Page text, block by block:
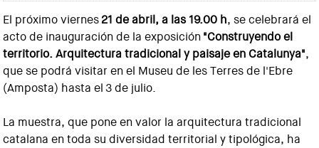
El próximo viernes21 de abril, a las 19.00 h, se celebrará el
acto de inauguración de la exposición"Construyendo el
territorio. Arquitectura tradicional y paisaje en Catalunya",
que se podrá visitar en el Museu de les Terres de l'Ebre
(Amposta) hasta el 3 de julio.
La muestra, que pone en valor la arquitectura tradicional
catalana en toda su diversidad territorial y tipológica, ha